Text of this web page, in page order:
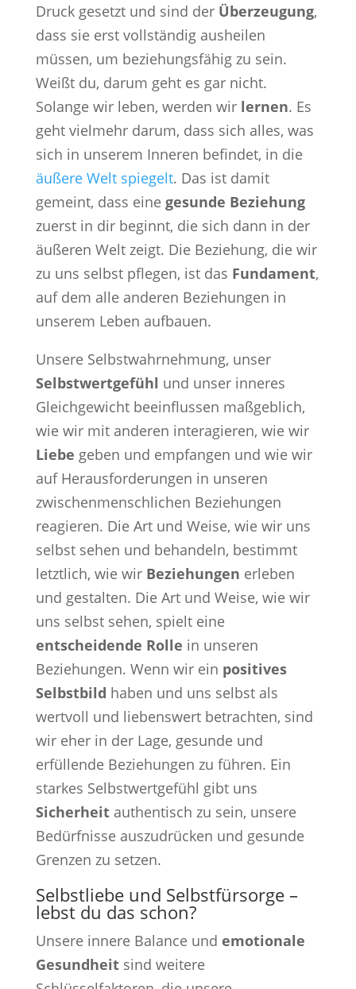
Druck gesetzt und sind der Überzeugung,
dass sie erst vollständig ausheilen
müssen, um beziehungsfähig zu sein.
Weißt du, darum geht es gar nicht.
Solange wir leben, werden wir lernen. Es
geht vielmehr darum, dass sich alles, was
sich in unserem Inneren befindet, in die
äußere Welt spiegelt. Das ist damit
gemeint, dass eine gesunde Beziehung
zuerst in dir beginnt, die sich dann in der
äußeren Welt zeigt. Die Beziehung, die wir
zu uns selbst pflegen, ist das Fundament,
auf dem alle anderen Beziehungen in
unserem Leben aufbauen.
Unsere Selbstwahrnehmung, unser
Selbstwertgefühl und unser inneres
Gleichgewicht beeinflussen maßgeblich,
wie wir mit anderen interagieren, wie wir
Liebe geben und empfangen und wie wir
auf Herausforderungen in unseren
zwischenmenschlichen Beziehungen
reagieren. Die Art und Weise, wie wir uns
selbst sehen und behandeln, bestimmt
letztlich, wie wir Beziehungen erleben
und gestalten. Die Art und Weise, wie wir
uns selbst sehen, spielt eine
entscheidende Rolle in unseren
Beziehungen. Wenn wir ein positives
Selbstbild haben und uns selbst als
wertvoll und liebenswert betrachten, sind
wir eher in der Lage, gesunde und
erfüllende Beziehungen zu führen. Ein
starkes Selbstwertgefühl gibt uns
Sicherheitauthentisch zu sein, unsere
Bedürfnisse auszudrücken und gesunde
Grenzen zu setzen.
Selbstliebe und Selbstfürsorge –
lebst du das schon?
Unsere innere Balance und emotionale
Gesundheitsind weitere